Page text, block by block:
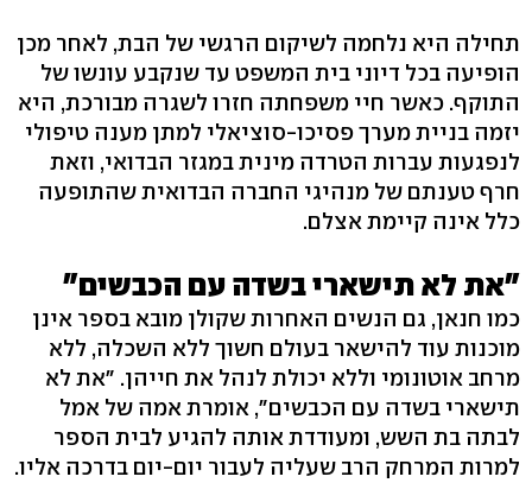
תחילה היא נלחמה לשיקום הרגשי של הבת, לאחר מכן
הופיעה בכל דיוני בית המשפט עד שנקבע עונשו של
התוקף. כאשר חיי משפחתה חזרו לשגרה מבורכת, היא
יזמה בניית מערך פסיכו-סוציאלי למתן מענה טיפולי
לנפגעות עברות הטרדה מינית במגזר הבדואי, וזאת
חרף טענתם של מנהיגי החברה הבדואית שהתופעה
כלל אינה קיימת אצלם.
"את לא תישארי בשדה עם הכבשים"
כמו חנאן, גם הנשים האחרות שקולן מובא בספר אינן
מוכנות עוד להישאר בעולם חשוך ללא השכלה, ללא
מרחב אוטונומי וללא יכולת לנהל את חייהן. "את לא
תישארי בשדה עם הכבשים", אומרת אמה של אמל
לבתה בת השש, ומעודדת אותה להגיע לבית הספר
למרות המרחק הרב שעליה לעבור יום-יום בדרכה אליו.